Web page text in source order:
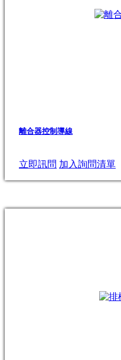
離合器控制導線
立即訊問 加入詢問清單